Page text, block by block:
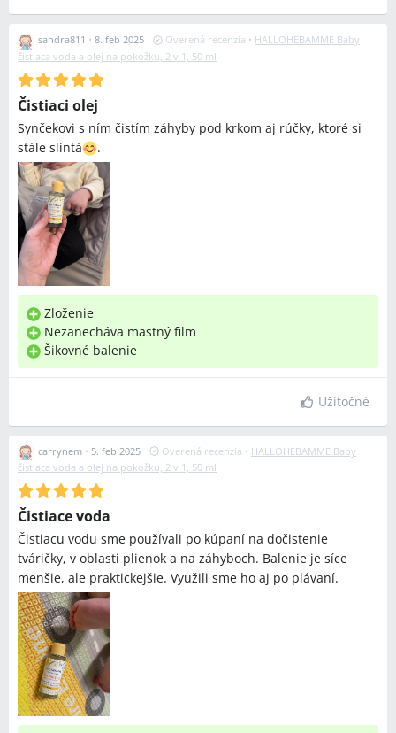
sandra811 • 8. feb 2025 Overená recenzia • HALLOHEBAMME Baby
čistiaca voda a olej na pokožku, 2 v 1, 50 ml
Čistiaci olej
Synčekovi s ním čistím záhyby pod krkom aj rúčky, ktoré si
stále slintá
.
Zloženie
Nezanecháva mastný film
Šikovné balenie
Užitočné
carrynem • 5. feb 2025 Overená recenzia • HALLOHEBAMME Baby
čistiaca voda a olej na pokožku, 2 v 1, 50 ml
Čistiace voda
Čistiacu vodu sme používali po kúpaní na dočistenie
tváričky, v oblasti plienok a na záhyboch. Balenie je síce
menšie, ale praktickejšie. Využili sme ho aj po plávaní.